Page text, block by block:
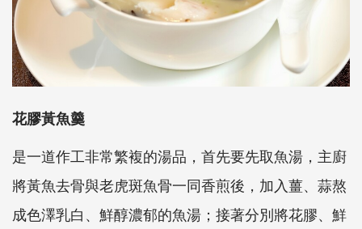
花膠黃魚羹
是一道作工非常繁複的湯品，首先要先取魚湯，主廚
將黃魚去骨與老虎斑魚骨一同香煎後，加入薑、蒜熬
成色澤乳白、鮮醇濃郁的魚湯；接著分別將花膠、鮮